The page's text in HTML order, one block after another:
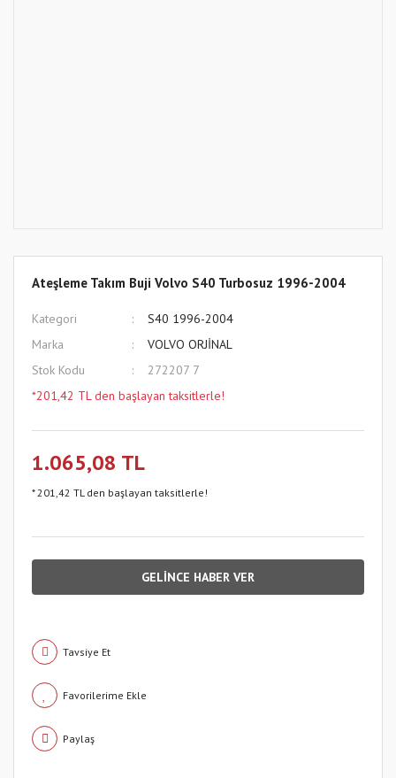
Ateşleme Takım Buji Volvo S40 Turbosuz 1996-2004
Kategori
S40 1996-2004
Marka
VOLVO ORJİNAL
Stok Kodu
272207 7
*201,42 TL den başlayan taksitlerle!
1.065,08 TL
* 201,42 TL den başlayan taksitlerle!
GELİNCE HABER VER
Tavsiye Et
Paylaş